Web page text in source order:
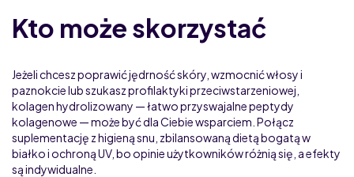
Kto może skorzystać
Jeżeli chcesz poprawić jędrność skóry, wzmocnić włosy i
paznokcie lub szukasz profilaktyki przeciwstarzeniowej,
kolagen hydrolizowany — łatwo przyswajalne peptydy
kolagenowe — może być dla Ciebie wsparciem. Połącz
suplementację z higieną snu, zbilansowaną dietą bogatą w
białko i ochroną UV, bo opinie użytkowników różnią się, a efekty
są indywidualne.